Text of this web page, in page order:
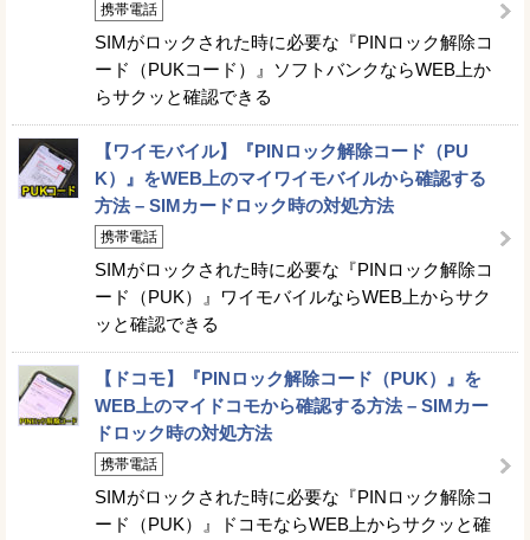
携帯電話
SIMがロックされた時に必要な『PINロック解除コ
ード（PUKコード）』ソフトバンクならWEB上か
らサクッと確認できる
【ワイモバイル】『PINロック解除コード（PU
K）』をWEB上のマイワイモバイルから確認する
方法 – SIMカードロック時の対処方法
携帯電話
SIMがロックされた時に必要な『PINロック解除コ
ード（PUK）』ワイモバイルならWEB上からサク
ッと確認できる
【ドコモ】『PINロック解除コード（PUK）』を
WEB上のマイドコモから確認する方法 – SIMカー
ドロック時の対処方法
携帯電話
SIMがロックされた時に必要な『PINロック解除コ
ード（PUK）』ドコモならWEB上からサクッと確